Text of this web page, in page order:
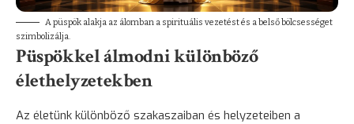
A püspök alakja az álomban a spirituális vezetést és a belső bölcsességet
szimbolizálja.
Püspökkel álmodni különböző
élethelyzetekben
Az életünk különböző szakaszaiban és helyzeteiben a